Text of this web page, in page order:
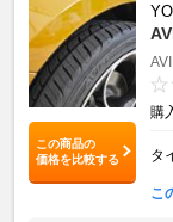
この商品の
価格を比較する
購
タ
こ